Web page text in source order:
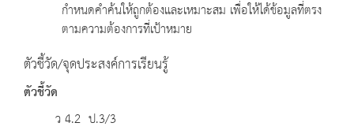
กำหนดคำค้นให้ถูกต้องและเหมาะสม เพื่อให้ได้ข้อมูลที่ตรง
ตามความต้องการที่เป้าหมาย
ตัวชี้วัด/จุดประสงค์การเรียนรู้
ตัวชี้วัด
ว 4.2 ป.3/3